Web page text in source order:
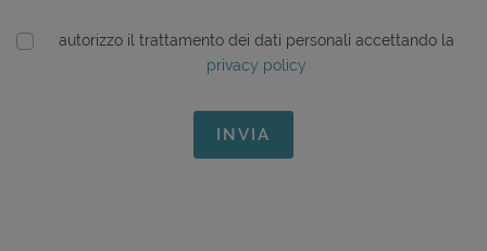
autorizzo il trattamento dei dati personali accettando la
privacy policy
INVIA